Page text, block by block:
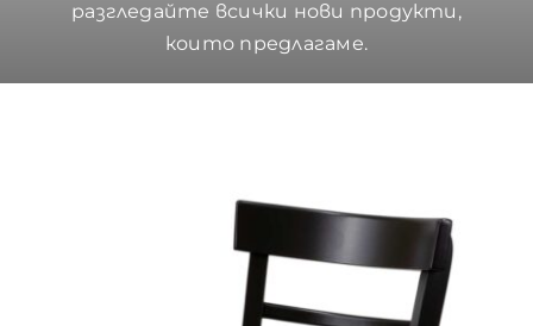
ЗА НАС
разгледайте всички нови продукти,
които предлагаме.